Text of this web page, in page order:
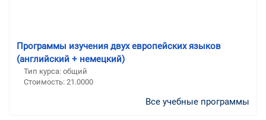
Программы изучения двух европейских языков
(английский + немецкий)
Тип курса: общий
Стоимость: 21.0000
Все учебные программы